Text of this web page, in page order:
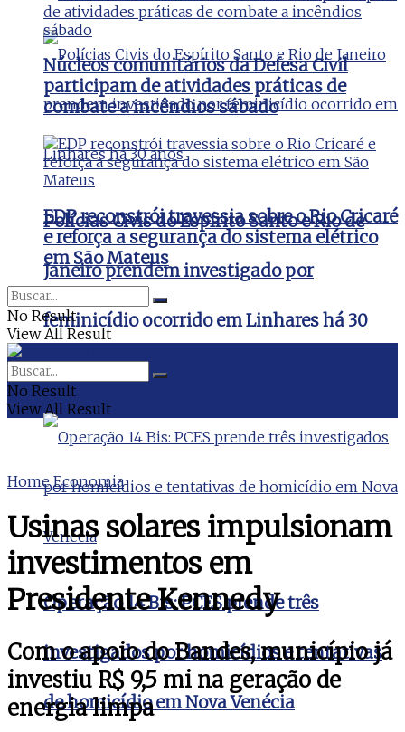
Polícias Civis do Espírito Santo e Rio de
Janeiro prendem investigado por
feminicídio ocorrido em Linhares há 30
anos
Operação 14 Bis: PCES prende três
investigados por homicídios e tentativas
de homicídio em Nova Venécia
Núcleos comunitários da Defesa Civil
participam de atividades práticas de
combate a incêndios sábado
EDP reconstrói travessia sobre o Rio Cricaré
e reforça a segurança do sistema elétrico
em São Mateus
No Result
View All Result
No Result
View All Result
Home Economia
Usinas solares impulsionam
investimentos em
Presidente Kennedy
Com o apoio do Bandes, município já
investiu R$ 9,5 mi na geração de
energia limpa